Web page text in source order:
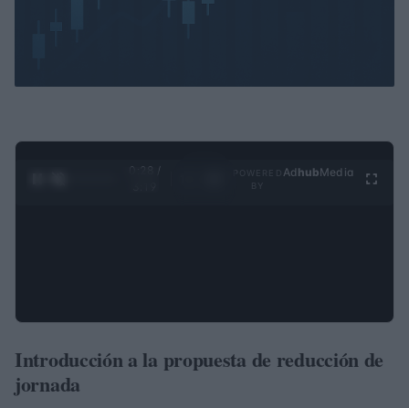
0:28 /
Ad hubMedia
Introducción a la propuesta de reducción de
jornada